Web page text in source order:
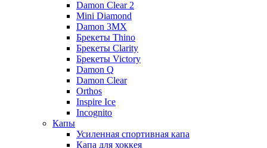
Damon Clear 2
Mini Diamond
Damon 3MX
Брекеты Thino
Брекеты Clarity
Брекеты Victory
Damon Q
Damon Clear
Orthos
Inspire Ice
Incognito
Капы
Усиленная спортивная капа
Капа для хоккея